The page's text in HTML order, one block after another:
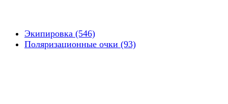
Экипировка (546)
Поляризационные очки (93)